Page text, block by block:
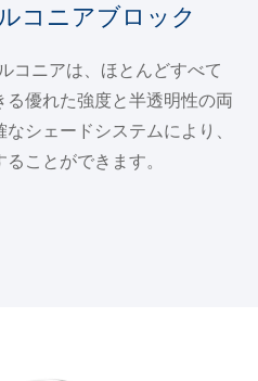
コニアブロック
コニアは、ほとんどすべて
優れた強度と半透明性の両
シェードシステムにより、
ことができます。